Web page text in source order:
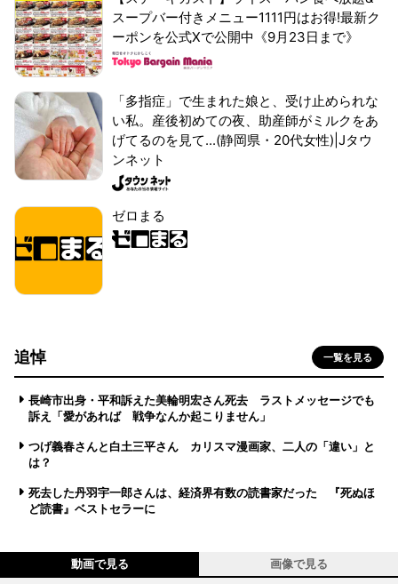
スープバー付きメニュー1111円はお得!最新ク
ーポンを公式Xで公開中《9月23日まで》
「多指症」で生まれた娘と、受け止められな
い私。産後初めての夜、助産師がミルクをあ
げてるのを見て...(静岡県・20代女性)|Jタウ
ンネット
ゼロまる
追悼 一覧を見る
長崎市出身・平和訴えた美輪明宏さん死去 ラストメッセージでも
訴え「愛があれば 戦争なんか起こりません」
つげ義春さんと白土三平さん カリスマ漫画家、二人の「違い」と
は？
死去した丹羽宇一郎さんは、経済界有数の読書家だった 『死ぬほ
ど読書』ベストセラーに
動画で見る 画像で見る